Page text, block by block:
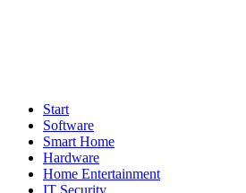
Start
Software
Smart Home
Hardware
Home Entertainment
IT Security